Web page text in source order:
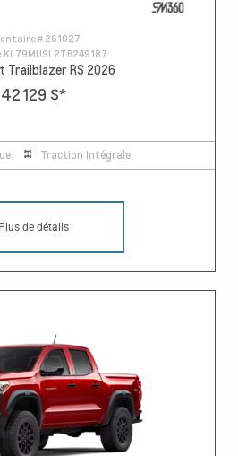
# 261027
KL79MUSL2TB249187
Trailblazer RS 2026
42 129 $*
Traction Intégrale
Plus de détails